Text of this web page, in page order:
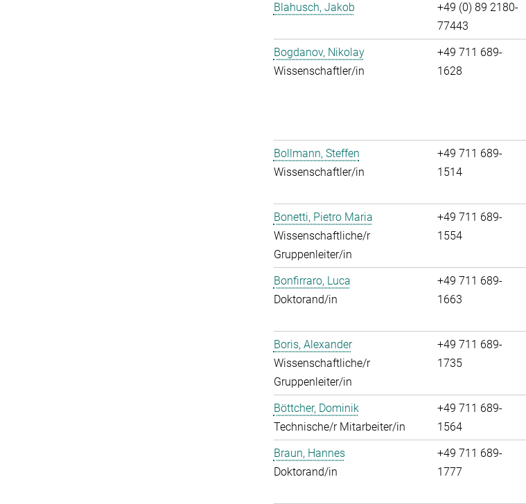
Blahusch, Jakob
+49 (0) 89 2180-
77443
Bogdanov, Nikolay
Wissenschaftler/in
+49 711 689-
1628
Bollmann, Steffen
Wissenschaftler/in
+49 711 689-
1514
Bonetti, Pietro Maria
Wissenschaftliche/r
Gruppenleiter/in
+49 711 689-
1554
Bonfirraro, Luca
Doktorand/in
+49 711 689-
1663
Boris, Alexander
Wissenschaftliche/r
Gruppenleiter/in
+49 711 689-
1735
Böttcher, Dominik
Technische/r Mitarbeiter/in
+49 711 689-
1564
Braun, Hannes
Doktorand/in
+49 711 689-
1777